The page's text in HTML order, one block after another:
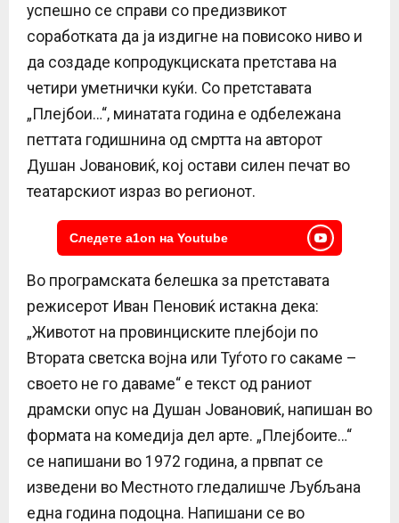
успешно се справи со предизвикот
соработката да ја издигне на повисоко ниво и
да создаде копродукциската претстава на
четири уметнички куќи. Со претставата
„Плејбои…“, минатата година е одбележана
петтата годишнина од смртта на авторот
Душан Јовановиќ, кој остави силен печат во
театарскиот израз во регионот.
Следете a1on на Youtube
Во програмската белешка за претставата
режисерот Иван Пеновиќ истакна дека:
„Животот на провинциските плејбоји по
Втората светска војна или Туѓото го сакаме –
своето не го даваме“ е текст од раниот
драмски опус на Душан Јовановиќ, напишан во
формата на комедија дел арте. „Плејбоите…“
се напишани во 1972 година, а првпат се
изведени во Местното гледалишче Љубљана
една година подоцна. Напишани се во